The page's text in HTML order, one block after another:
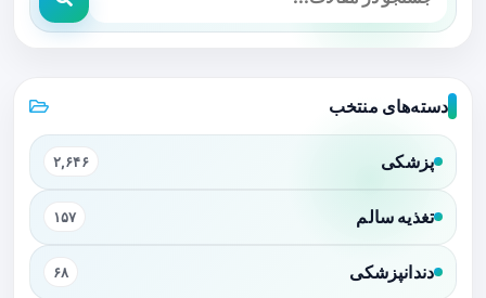
دسته‌های منتخب
پزشکی ۲,۶۴۶
تغذیه سالم ۱۵۷
دندانپزشکی ۶۸